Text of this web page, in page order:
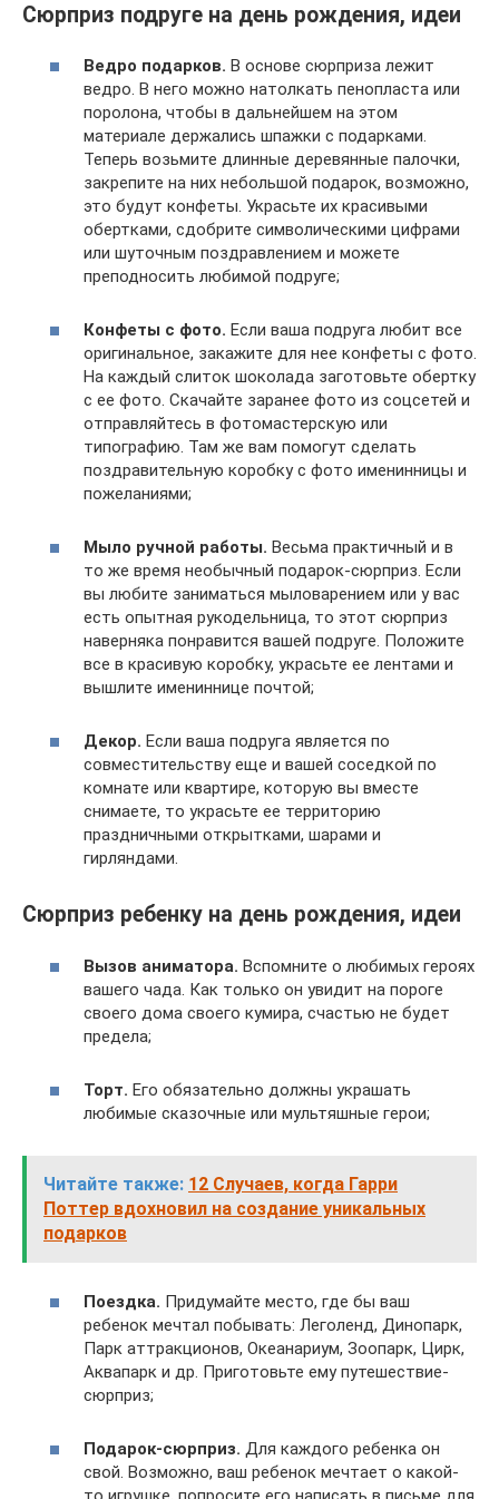
Сюрприз подруге на день рождения, идеи
Ведро подарков. В основе сюрприза лежит
ведро. В него можно натолкать пенопласта или
поролона, чтобы в дальнейшем на этом
материале держались шпажки с подарками.
Теперь возьмите длинные деревянные палочки,
закрепите на них небольшой подарок, возможно,
это будут конфеты. Украсьте их красивыми
обертками, сдобрите символическими цифрами
или шуточным поздравлением и можете
преподносить любимой подруге;
Конфеты с фото. Если ваша подруга любит все
оригинальное, закажите для нее конфеты с фото.
На каждый слиток шоколада заготовьте обертку
с ее фото. Скачайте заранее фото из соцсетей и
отправляйтесь в фотомастерскую или
типографию. Там же вам помогут сделать
поздравительную коробку с фото именинницы и
пожеланиями;
Мыло ручной работы. Весьма практичный и в
то же время необычный подарок-сюрприз. Если
вы любите заниматься мыловарением или у вас
есть опытная рукодельница, то этот сюрприз
наверняка понравится вашей подруге. Положите
все в красивую коробку, украсьте ее лентами и
вышлите имениннице почтой;
Декор. Если ваша подруга является по
совместительству еще и вашей соседкой по
комнате или квартире, которую вы вместе
снимаете, то украсьте ее территорию
праздничными открытками, шарами и
гирляндами.
Сюрприз ребенку на день рождения, идеи
Вызов аниматора. Вспомните о любимых героях
вашего чада. Как только он увидит на пороге
своего дома своего кумира, счастью не будет
предела;
Торт. Его обязательно должны украшать
любимые сказочные или мультяшные герои;
Читайте также: 12 Случаев, когда Гарри
Поттер вдохновил на создание уникальных
подарков
Поездка. Придумайте место, где бы ваш
ребенок мечтал побывать: Леголенд, Динопарк,
Парк аттракционов, Океанариум, Зоопарк, Цирк,
Аквапарк и др. Приготовьте ему путешествие-
сюрприз;
Подарок-сюрприз. Для каждого ребенка он
свой. Возможно, ваш ребенок мечтает о какой-